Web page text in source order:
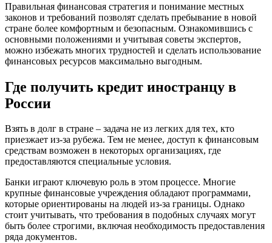
Правильная финансовая стратегия и понимание местных
законов и требований позволят сделать пребывание в новой
стране более комфортным и безопасным. Ознакомившись с
основными положениями и учитывая советы экспертов,
можно избежать многих трудностей и сделать использование
финансовых ресурсов максимально выгодным.
Где получить кредит иностранцу в
России
Взять в долг в стране – задача не из легких для тех, кто
приезжает из-за рубежа. Тем не менее, доступ к финансовым
средствам возможен в некоторых организациях, где
предоставляются специальные условия.
Банки играют ключевую роль в этом процессе. Многие
крупные финансовые учреждения обладают программами,
которые ориентированы на людей из-за границы. Однако
стоит учитывать, что требования в подобных случаях могут
быть более строгими, включая необходимость предоставления
ряда документов.